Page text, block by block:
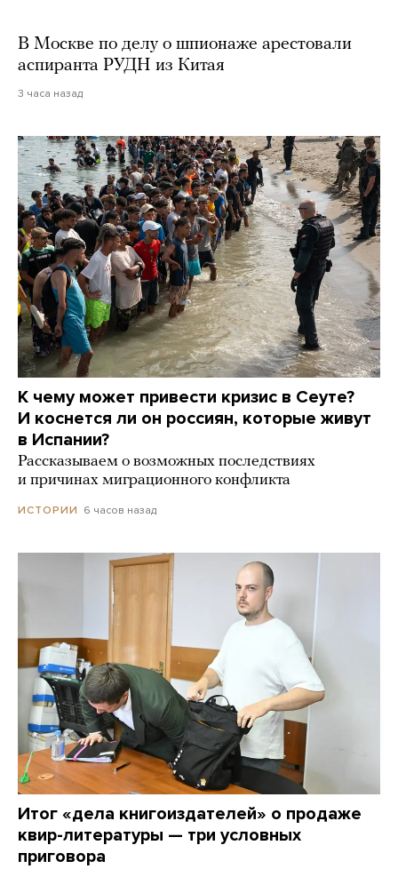
В Москве по делу о шпионаже арестовали
аспиранта РУДН из Китая
3 часа назад
К чему может привести кризис в Сеуте?
И коснется ли он россиян, которые живут
в Испании?
Рассказываем о возможных последствиях
и причинах миграционного конфликта
ИСТОРИИ 6 часов назад
Итог «дела книгоиздателей» о продаже
квир-литературы — три условных
приговора